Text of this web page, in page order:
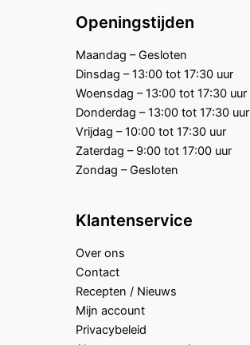
Openingstijden
Maandag – Gesloten
Dinsdag – 13:00 tot 17:30 uur
Woensdag – 13:00 tot 17:30 uur
Donderdag – 13:00 tot 17:30 uur
Vrijdag – 10:00 tot 17:30 uur
Zaterdag – 9:00 tot 17:00 uur
Zondag – Gesloten
Klantenservice
Over ons
Contact
Recepten / Nieuws
Mijn account
Privacybeleid